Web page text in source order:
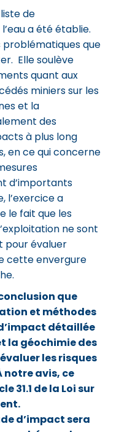
de
a été établie.
que
Elle soulève
quant aux
miniers sur les
et la
des
à plus long
en ce qui concerne
d’importants
l’exercice a
le fait que les
ne sont
pour évaluer
cette envergure
que
et méthodes
détaillée
la géochimie des
les risques
notre avis, ce
31.1 de la Loi sur
d’impact sera